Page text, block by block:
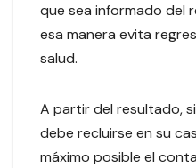
que sea informado del
esa manera evita
salud.
A partir del resultado,
debe recluirse en su
máximo posible el